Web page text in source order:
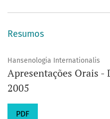
Resumos
Hansenologia Internationalis
Apresentações Orais -
2005
PDF